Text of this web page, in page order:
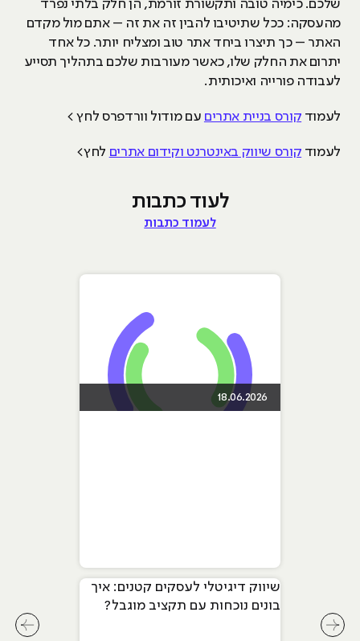
שלכם. כימיה טובה ותקשורת זורמת, הן חלק בלתי נפרד
מהעסקה: ככל שתיטיבו להבין זה את זה – אתם מול מקדם
האתר – כך תיצרו ביחד אתר טוב ומצליח יותר. כל אחד
יתרום את החלק שלו, כאשר מעורבות שלכם בתהליך תסייע
לעבודה פורייה ואיכותית.
לעמוד קורס בניית אתרים עם מודול וורדפרס לחץ >
לעמוד קורס שיווק באינטרנט וקידום אתרים לחץ>
לעוד כתבות
לעמוד כתבות
18.06.2026
שיווק דיגיטלי לעסקים קטנים: איך
בונים נוכחות עם תקציב מוגבל?
לחץ לחץ לשיקופית קודמת בסליידר מאמרים